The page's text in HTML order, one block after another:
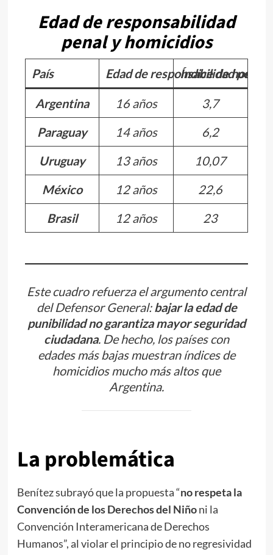
Edad de responsabilidad
penal y homicidios
País Edad de responsabilidad penal
Índice de
Argentina 16 años
3,7
Paraguay
14 años
6,2
Uruguay
13 años
10,07
México
12 años
22,6
Brasil
12 años 23
Este cuadro refuerza el argumento central
del Defensor General:bajar la edad de
punibilidad no garantiza mayor seguridad
ciudadana. De hecho, los países con
edades más bajas muestran índices de
homicidios mucho más altos que
Argentina.
La problemática
Benítez subrayó que la propuesta “no respeta la
Convención de los Derechos del Niñoni la
Convención Interamericana de Derechos
Humanos”, al violar el principio de no regresividad